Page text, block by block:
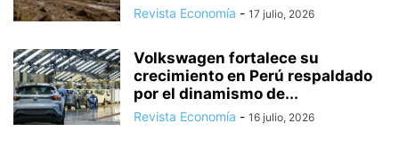
Revista Economía - 17 julio, 2026
Volkswagen fortalece su
crecimiento en Perú respaldado
por el dinamismo de...
Revista Economía - 16 julio, 2026